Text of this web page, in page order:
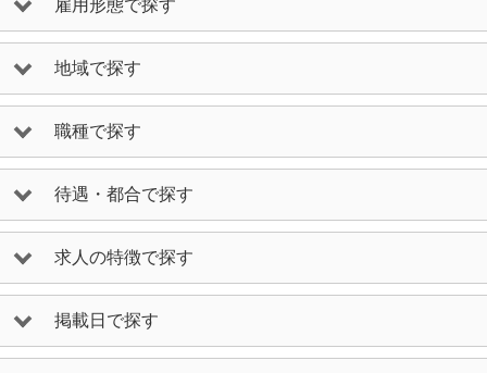
雇用形態で探す
地域で探す
職種で探す
待遇・都合で探す
求人の特徴で探す
掲載日で探す